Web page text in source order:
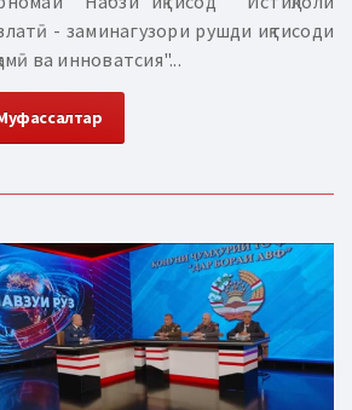
- заминагузори рушди иқтисоди
ва инноватсия"...